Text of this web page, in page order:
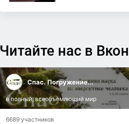
Читайте нас в
Спас. Погружение...
в полный, всеобъемлющий мир
6689 участников